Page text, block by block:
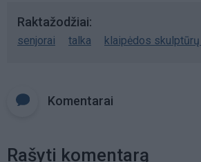
Raktažodžiai
senjorai talka klaipėdos
Komentarai
Rašyti komentarą